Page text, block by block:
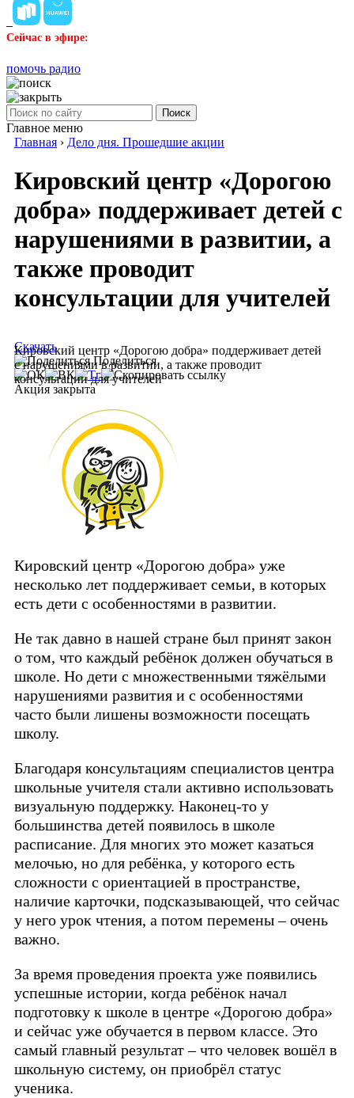
Сейчас в эфире:
помочь радио
Поиск
Главное меню
Главная › Дело дня. Прошедшие акции
Кировский центр «Дорогою
добра» поддерживает детей с
нарушениями в развитии, а
также проводит
консультации для учителей
Кировский центр «Дорогою добра» поддерживает детей
с нарушениями в развитии, а также проводит
консультации для учителей
Скачать
Поделиться
Акция закрыта
Кировский центр «Дорогою добра» уже
несколько лет поддерживает семьи, в которых
есть дети с особенностями в развитии.
Не так давно в нашей стране был принят закон
о том, что каждый ребёнок должен обучаться в
школе. Но дети с множественными тяжёлыми
нарушениями развития и с особенностями
часто были лишены возможности посещать
школу.
Благодаря консультациям специалистов центра
школьные учителя стали активно использовать
визуальную поддержку. Наконец-то у
большинства детей появилось в школе
расписание. Для многих это может казаться
мелочью, но для ребёнка, у которого есть
сложности с ориентацией в пространстве,
наличие карточки, подсказывающей, что сейчас
у него урок чтения, а потом перемены – очень
важно.
За время проведения проекта уже появились
успешные истории, когда ребёнок начал
подготовку к школе в центре «Дорогою добра»
и сейчас уже обучается в первом классе. Это
самый главный результат – что человек вошёл в
школьную систему, он приобрёл статус
ученика.